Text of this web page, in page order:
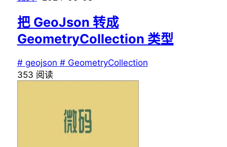
把 GeoJson 转成
GeometryCollection 类型
# geojson # GeometryCollection
353 阅读